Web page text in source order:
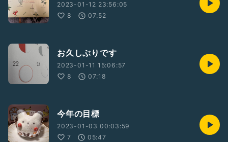
2023-01-12 23:56:05
8
07:52
お久しぶりです
2023-01-11 15:06:57
8
07:18
今年の目標
2023-01-03 00:03:59
7
05:47